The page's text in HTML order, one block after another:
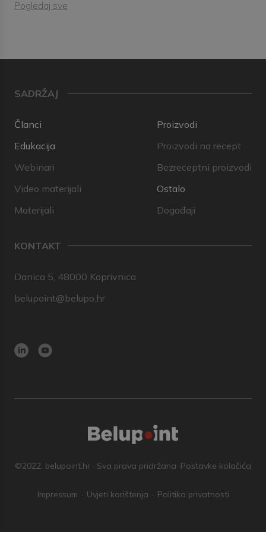
Pogledaj sve
SADRŽAJ
Članci
Edukacija
Webinari
Video materijali
Materijali
Proizvodi
Proizvodi na recept
Bezreceptni proizvodi
Ostalo
Događaji
KONTAKT
Danica 5, 48000 Koprivnica
belupoint@belupo.hr
©2022. belupoint.hr · Sva prava pridržana ·Postavke kolačića
Impressum Uvjeti korištenja Politika privatnosti